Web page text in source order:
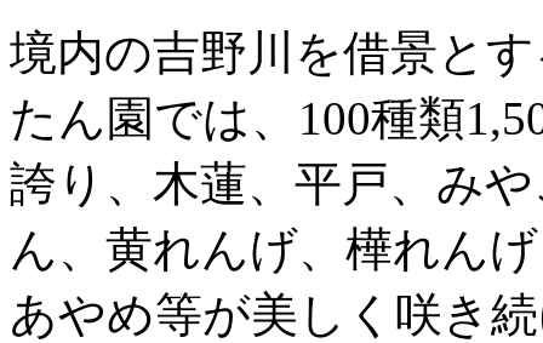
境内の吉野川を借景と
たん園では、100種類
誇り、木蓮、平戸、み
ん、黄れんげ、樺れん
あやめ等が美しく咲き